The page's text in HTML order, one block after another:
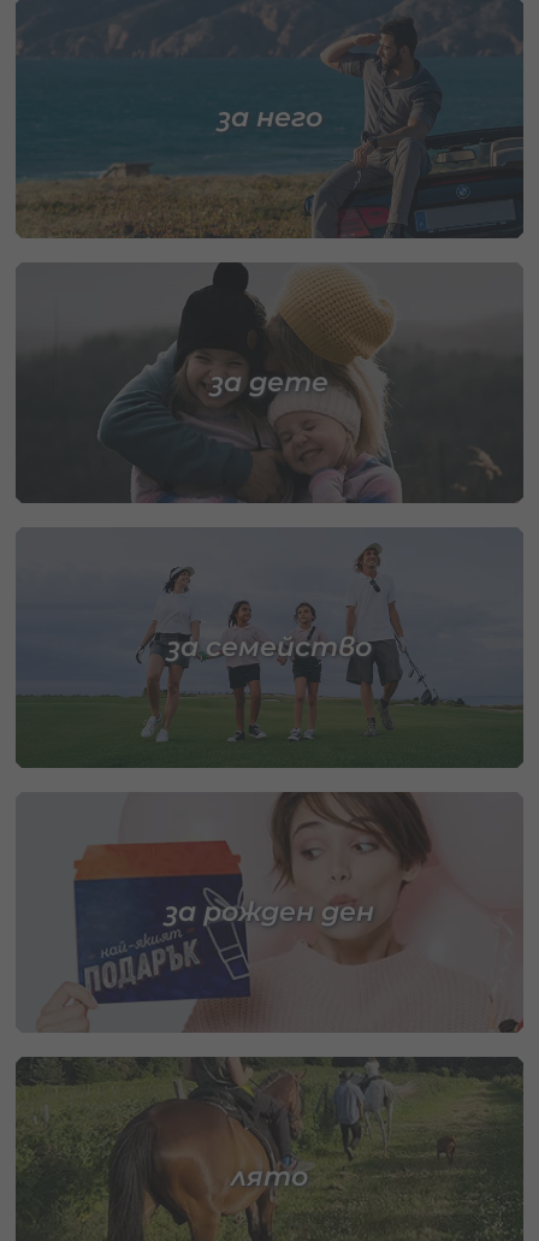
за него
за дете
за семейство
за рожден ден
лято